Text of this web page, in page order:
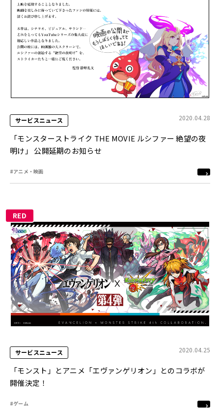
サービスニュース 2020.04.28
「モンスターストライク THE MOVIE ルシファー 絶望の夜
明け」 公開延期のお知らせ
#アニメ・映画
RED
サービスニュース 2020.04.25
「モンスト」とアニメ「エヴァンゲリオン」とのコラボが
開催決定！
#ゲーム